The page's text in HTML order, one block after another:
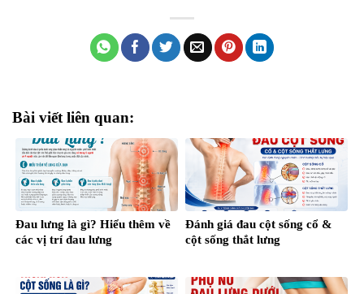
Bài viết liên quan:
Đau lưng là gì? Hiểu thêm về
các vị trí đau lưng
Đánh giá đau cột sống cổ &
cột sống thắt lưng